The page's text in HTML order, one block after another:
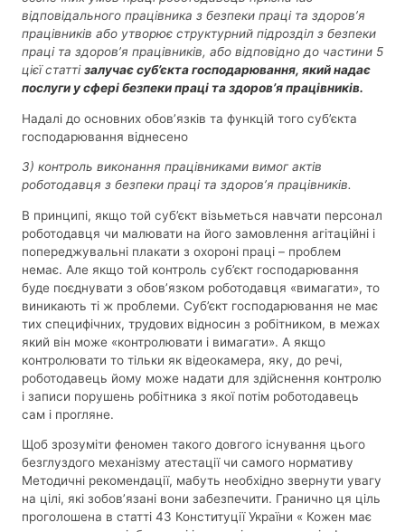
відповідального працівника з безпеки праці та здоров’я
працівників або утворює структурний підрозділ з безпеки
праці та здоров’я працівників, або відповідно до частини 5
цієї статтізалучає суб’єкта господарювання, який надає
послуги у сфері безпеки праці та здоров’я працівників.
Надалі до основних обов’язків та функцій того суб’єкта
господарювання віднесено
3) контроль виконання працівниками вимог актів
роботодавця з безпеки праці та здоров’я працівників.
В принципі, якщо той суб’єкт візьметься навчати персонал
роботодавця чи малювати на його замовлення агітаційні і
попереджувальні плакати з охороні праці – проблем
немає. Але якщо той контроль суб’єкт господарювання
буде поєднувати з обов’язком роботодавця «вимагати», то
виникають ті ж проблеми. Суб’єкт господарювання не має
тих специфічних, трудових відносин з робітником, в межах
який він може «контролювати і вимагати». А якщо
контролювати то тільки як відеокамера, яку, до речі,
роботодавець йому може надати для здійснення контролю
і записи порушень робітника з якої потім роботодавець
сам і прогляне.
Щоб зрозуміти феномен такого довгого існування цього
безглуздого механізму атестації чи самого нормативу
Методичні рекомендації, мабуть необхідно звернути увагу
на цілі, які зобов’язані вони забезпечити. Гранично ця ціль
проголошена в статті 43 Конституції України « Кожен має